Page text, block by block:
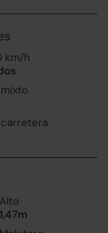
km/h
Alto
1,47m